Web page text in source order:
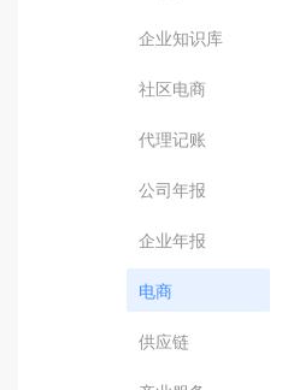
企业知识库
社区电商
代理记账
公司年报
企业年报
电商
供应链